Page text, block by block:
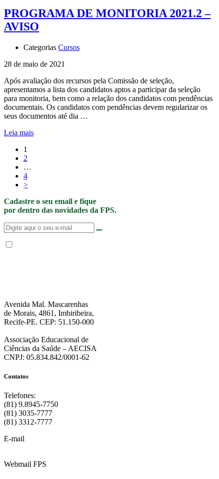
PROGRAMA DE MONITORIA 2021.2 –
AVISO
Categorias Cursos
28 de maio de 2021
Após avaliação dos recursos pela Comissão de seleção,
apresentamos a lista dos candidatos aptos a participar da seleção
para monitoria, bem como a relação dos candidatos com pendências
documentais. Os candidatos com pendências devem regularizar os
seus documentos até dia …
Leia mais
1
2
…
4
>
Cadastre o seu email e fique
por dentro das novidades da FPS.
Avenida Mal. Mascarenhas
de Morais, 4861, Imbiribeira,
Recife-PE. CEP: 51.150-000
Associação Educacional de
Ciências da Saúde – AECISA
CNPJ: 05.834.842/0001-62
Contatos
Telefones:
(81) 9.8945-7750
(81) 3035-7777
(81) 3312-7777
E-mail
Webmail FPS